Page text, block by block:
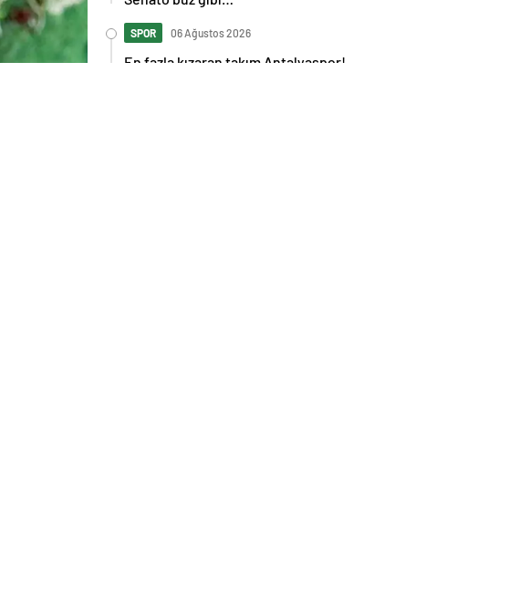
SPOR 06 Ağustos 2026
En fazla kızaran takım Antalyaspor!